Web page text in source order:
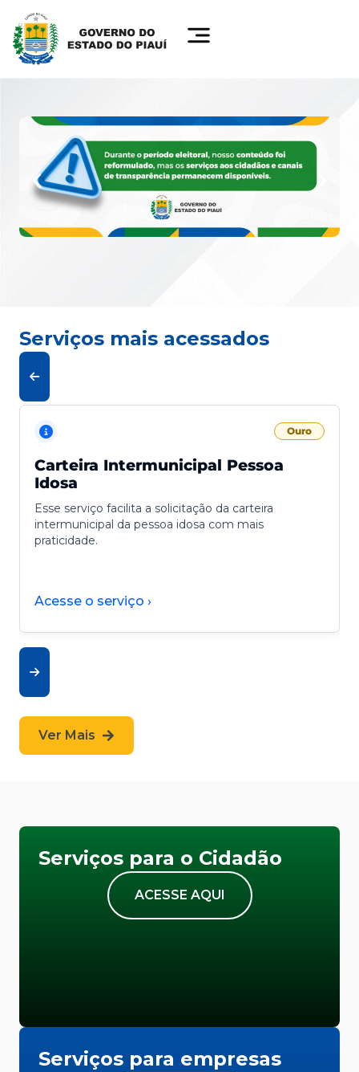
Serviços mais acessados
Ouro
Carteira Intermunicipal Pessoa
Idosa
Esse serviço facilita a solicitação da carteira
intermunicipal da pessoa idosa com mais
praticidade.
Acesse o serviço ›
Ver Mais
Serviços para o Cidadão
ACESSE AQUI
Serviços para empresas